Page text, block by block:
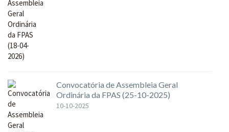
Convocatória de Assembleia Geral
Ordinária da FPAS (25-10-2025)
10-10-2025